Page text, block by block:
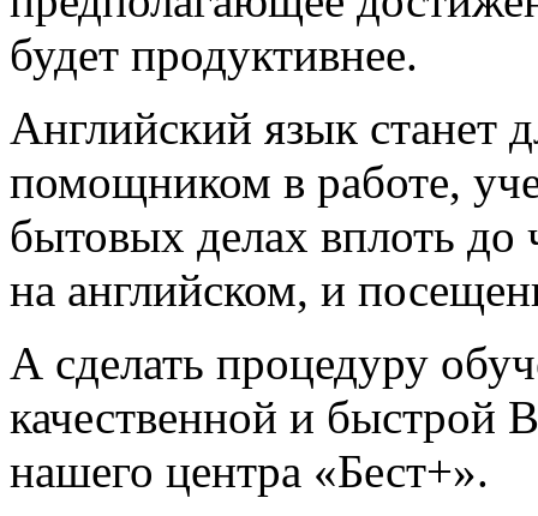
будет продуктивнее.
Английский язык станет
помощником в работе,
бытовых делах вплоть до
на английском, и
А сделать процедуру
качественной и быстрой
нашего центра «Бест+».